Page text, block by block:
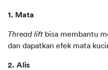
1. Mata
Thread lift bisa membantu
dan dapatkan efek mata
2. Alis